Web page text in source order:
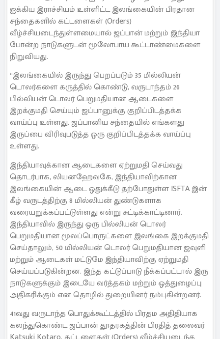
ஐக்கிய இராச்சியம் உள்ளிட்ட இலங்கையின் பிரதான
சந்தைகளில் கட்டளைகள் (Orders)
வீழ்ச்சியடைந்துள்ளமையால் ஜப்பான் மற்றும் இந்தியா
போன்ற நாடுகளுடன் மூலோபாய கூட்டாண்மைகளை
நிறுவியது.
“இலங்கையில் இருந்து பெறப்படும் 35 மில்லியன்
டொலர்களை கருத்தில் கொண்டு, வருடாந்தம் 26
பில்லியன் டொலர் பெறுமதியான ஆடைகளை
இறக்குமதி செய்யும் ஜப்பானுக்கு குறிப்பிடத்தக்க
வாய்ப்பு உள்ளது. ஜப்பானிய சந்தையில் எங்களது
இருப்பை விரிவுபடுத்த ஒரு குறிப்பிடத்தக்க வாய்ப்பு
உள்ளது.
இந்தியாவுக்கான ஆடைகளை ஏற்றுமதி செய்வது
தொடர்பாக, லியனஹேவகே, இந்தியாவிற்கான
இலங்கையின் ஆடை ஒதுக்கீடு தற்போதுள்ள ISFTA இன்
கீழ் வருடத்திற்கு 8 மில்லியன் துண்டுகளாக
வரையறுக்கப்பட்டுள்ளது என்று சுட்டிக்காட்டினார்.
இந்தியாவில் இருந்து ஒரு பில்லியன் டொலர்
பெறுமதியான மூலப்பொருட்களை இலங்கை இறக்குமதி
செய்தாலும், 50 மில்லியன் டொலர் பெறுமதியான ஜவுளி
மற்றும் ஆடைகள் மட்டுமே இந்தியாவிற்கு ஏற்றுமதி
செய்யப்படுகின்றன. இந்த கட்டுப்பாடு நீக்கப்பட்டால் இரு
நாடுகளுக்கும் இடையே வர்த்தகம் மற்றும் ஒத்துழைப்பு
அதிகரிக்கும் என தொழில் துறையினர் நம்புகின்றனர்.
41வது வருடாந்த பொதுக்கூட்டத்தில் பிரதம அதிதியாக
கலந்துகொண்ட ஜப்பான் தூதரகத்தின் பிரதித் தலைவர்